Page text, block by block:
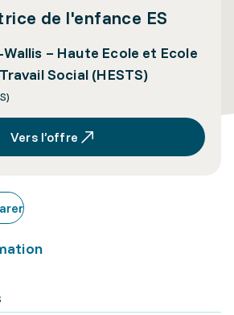
de l'enfance ES
Wallis – Haute Ecole et Ecole
Social (HESTS)
Vers l’offre